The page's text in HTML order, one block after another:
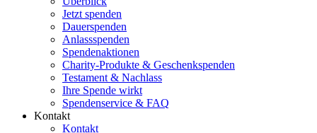
Jetzt spenden
Dauerspenden
Anlassspenden
Spendenaktionen
Charity-Produkte & Geschenkspenden
Testament & Nachlass
Ihre Spende wirkt
Spendenservice & FAQ
Kontakt
Kontakt